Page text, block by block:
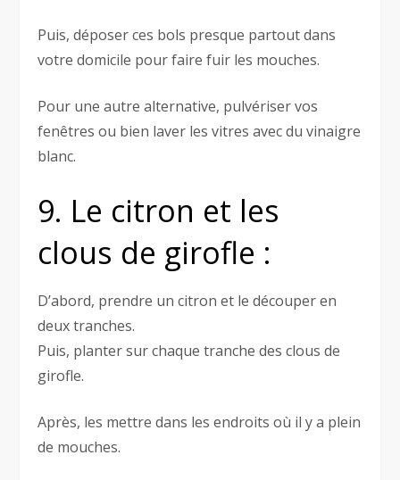
Puis, déposer ces bols presque partout dans
votre domicile pour faire fuir les mouches.
Pour une autre alternative, pulvériser vos
fenêtres ou bien laver les vitres avec du vinaigre
blanc.
9. Le citron et les
clous de girofle :
D’abord, prendre un citron et le découper en
deux tranches.
Puis, planter sur chaque tranche des clous de
girofle.
Après, les mettre dans les endroits où il y a plein
de mouches.